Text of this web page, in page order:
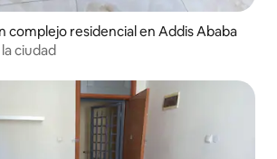
complejo residencial en Addis Ababa
ciudad